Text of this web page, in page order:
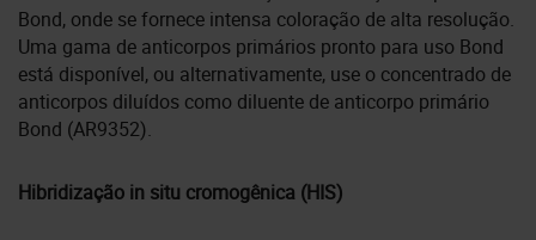
Bond, onde se fornece intensa coloração de alta resolução.
Uma gama de anticorpos primários pronto para uso Bond
está disponível, ou alternativamente, use o concentrado de
anticorpos diluídos como diluente de anticorpo primário
Bond (AR9352).
Hibridização in situ cromogênica (HIS)